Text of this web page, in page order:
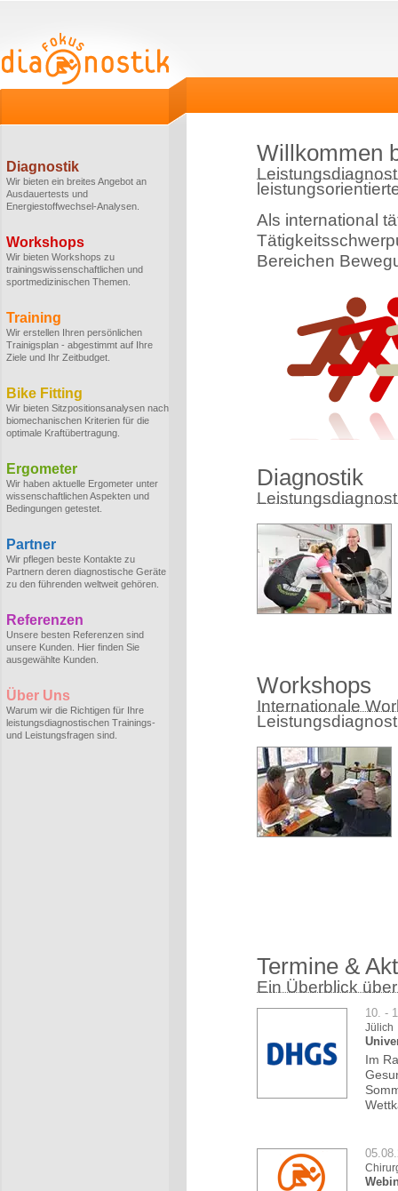
Diagnostik
Wir bieten ein breites Angebot an
Ausdauertests und
Energiestoffwechsel-Analysen.
Workshops
Wir bieten Workshops zu
trainingswissenschaftlichen und
sportmedizinischen Themen.
Training
Wir erstellen Ihren persönlichen
Trainigsplan - abgestimmt auf Ihre
Ziele und Ihr Zeitbudget.
Bike Fitting
Wir bieten Sitzpositionsanalysen nach
biomechanischen Kriterien für die
optimale Kraftübertragung.
Ergometer
Wir haben aktuelle Ergometer unter
wissenschaftlichen Aspekten und
Bedingungen getestet.
Partner
Wir pflegen beste Kontakte zu
Partnern deren diagnostische Geräte
zu den führenden weltweit gehören.
Referenzen
Unsere besten Referenzen sind
unsere Kunden. Hier finden Sie
ausgewählte Kunden.
Über Uns
Warum wir die Richtigen für Ihre
leistungsdiagnostischen Trainings-
und Leistungsfragen sind.
Willkommen
Als international
Bereichen
Diagnostik
Workshops
Internationale
Termine &
Ein Überblick
10. -
Jülich
Im